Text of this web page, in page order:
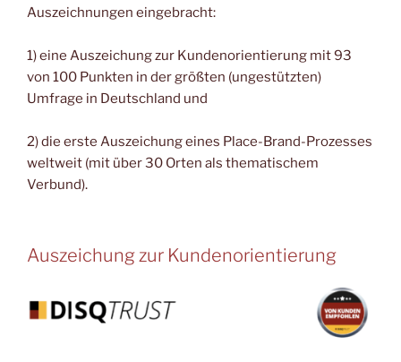
Auszeichnungen eingebracht:
1) eine Auszeichung zur Kundenorientierung mit 93
von 100 Punkten in der größten (ungestützten)
Umfrage in Deutschland und
2) die erste Auszeichung eines Place-Brand-Prozesses
weltweit (mit über 30 Orten als thematischem
Verbund).
Auszeichung zur Kundenorientierung